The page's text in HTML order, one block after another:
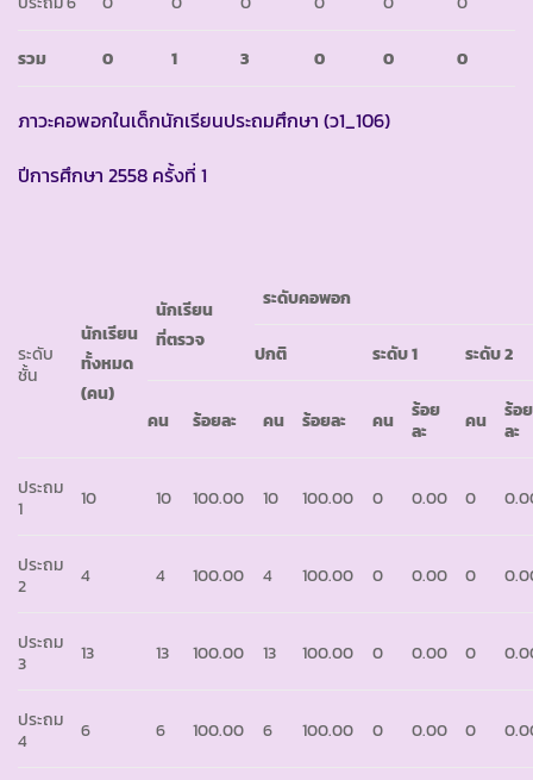
รวม 0 1 3 0 0 0
ภาวะคอพอกในเด็กนักเรียนประถมศึกษา (ว1_106)
ปีการศึกษา 2558 ครั้งที่ 1
ระดับ
ชั้น
นักเรียน
ทั้งหมด
(คน)
นักเรียน
ที่ตรวจ
ระดับคอพอก
ปกติ ระดับ1 ระดับ2
คน ร้อยละ คน ร้อยละ คน
ร้อย
ละ
คน
ร้อย
ละ
ประถม
1
10 10 100.00 10 100.00 0 0.00 0
ประถม
2
4 4 100.00 4 100.00 0 0.00 0
ประถม
3
13 13 100.00 13 100.00 0 0.00 0
ประถม
4
6 6 100.00 6 100.00 0 0.00 0